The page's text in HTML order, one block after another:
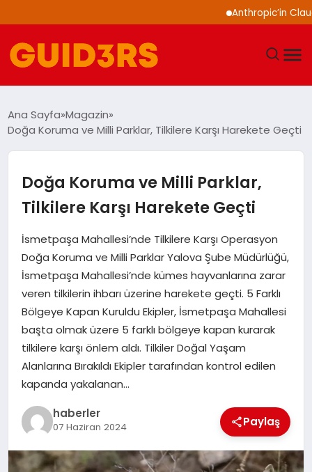
Anthropic’in Claude
YAŞAM
TEKNOLOJI
SPOR
SAĞLIK
EKONOMI
MAGAZIN
EĞITIM
Ana Sayfa Magazin
Doğa Koruma ve Milli Parklar, Tilkilere Karşı Harekete Geçti
Doğa Koruma ve Milli Parklar,
Tilkilere Karşı Harekete Geçti
İsmetpaşa Mahallesi’nde Tilkilere Karşı Operasyon
Doğa Koruma ve Milli Parklar Yalova Şube Müdürlüğü,
İsmetpaşa Mahallesi’nde kümes hayvanlarına zarar
veren tilkilerin ihbarı üzerine harekete geçti. 5 Farklı
Bölgeye Kapan Kuruldu Ekipler, İsmetpaşa Mahallesi
başta olmak üzere 5 farklı bölgeye kapan kurarak
tilkilere karşı önlem aldı. Tilkiler Doğal Yaşam
Alanlarına Bırakıldı Ekipler tarafından kontrol edilen
kapanda yakalanan…
haberler
07 Haziran 2024 Paylaş